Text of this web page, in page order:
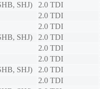
SHJ) 2.0 TDI
2.0 TDI
2.0 TDI
SHJ) 2.0 TDI
2.0 TDI
2.0 TDI
SHJ) 2.0 TDI
2.0 TDI